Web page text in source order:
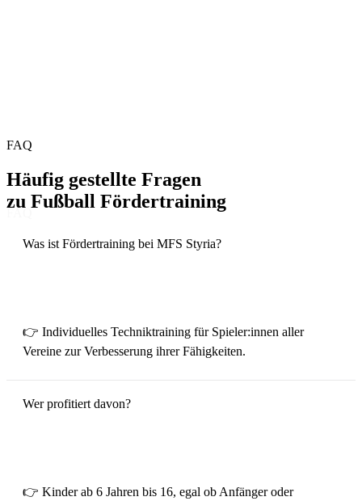
FAQ
Häufig gestellte Fragen
zu Fußball Fördertraining
Was ist Fördertraining bei MFS Styria?
👉 Individuelles Techniktraining für Spieler:innen aller
Vereine zur Verbesserung ihrer Fähigkeiten.
Wer profitiert davon?
👉 Kinder ab 6 Jahren bis 16, egal ob Anfänger oder